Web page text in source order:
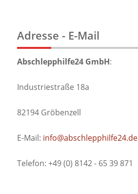
Adresse - E-Mail
Abschlepphilfe24 GmbH:
Industriestraße 18a
82194 Gröbenzell
E-Mail: info@abschlepphilfe24.de
Telefon: +49 (0) 8142 - 65 39 871